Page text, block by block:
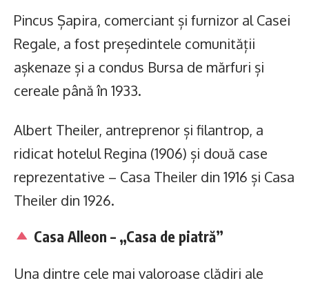
Pincus Șapira, comerciant și furnizor al Casei
Regale, a fost președintele comunității
așkenaze și a condus Bursa de mărfuri și
cereale până în 1933.
Albert Theiler, antreprenor și filantrop, a
ridicat hotelul Regina (1906) și două case
reprezentative – Casa Theiler din 1916 și Casa
Theiler din 1926.
Casa Alleon – „Casa de piatră”
Una dintre cele mai valoroase clădiri ale